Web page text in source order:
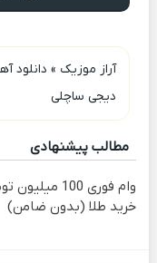
آراز موزیک » دانلود
دیجی ساچلی
مطالب پیشنهادی
وام فوری 100
خرید طلا (بدون ضامن)